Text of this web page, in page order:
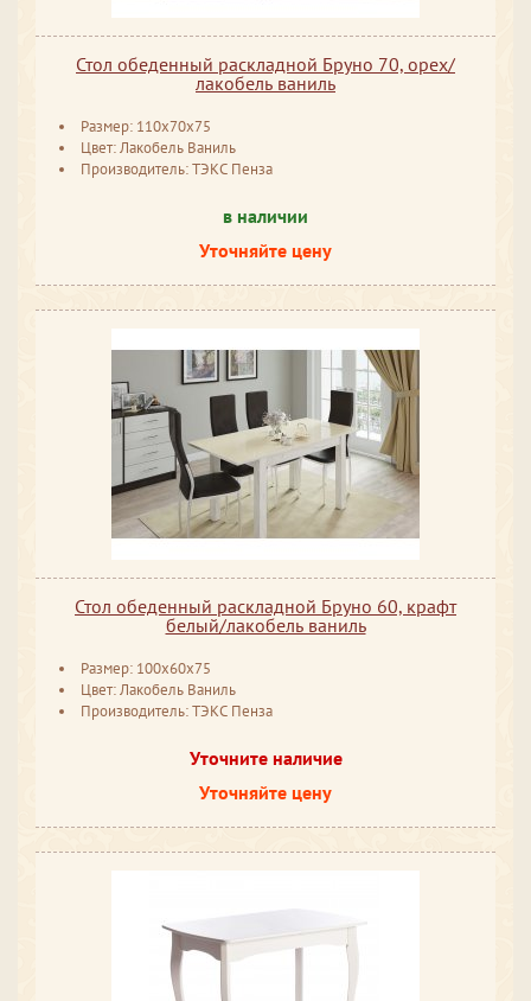
Стол обеденный раскладной Бруно 70, орех/
лакобель ваниль
Размер: 110x70x75
Цвет: Лакобель Ваниль
Производитель: ТЭКС Пенза
в наличии
Уточняйте цену
Стол обеденный раскладной Бруно 60, крафт
белый/лакобель ваниль
Размер: 100x60x75
Цвет: Лакобель Ваниль
Производитель: ТЭКС Пенза
Уточните наличие
Уточняйте цену